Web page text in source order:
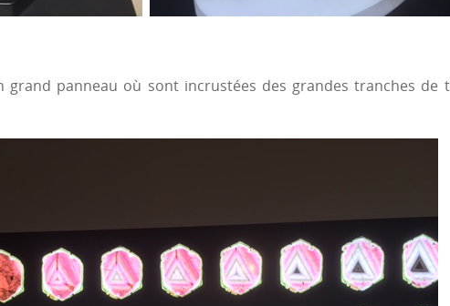
grand panneau où sont incrustées des grandes tranches de